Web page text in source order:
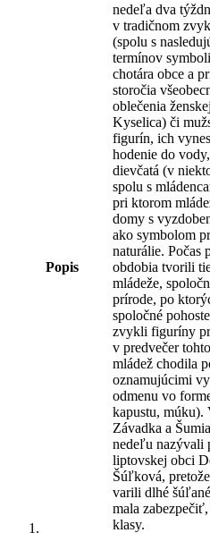
Popis
nedeľa dva
v tradičnom
(spolu s
termínov
chotára obce a
storočia
oblečenia
Kyselica) či
figurín, ich
hodenie do
dievčatá (v
spolu s
pri ktorom
domy s
ako symbolom
naturálie. Počas
obdobia tvorili
mládeže,
prírode, po
spoločné
zvykli figuríny
v predvečer
mládež chodila
oznamujúcimi
odmenu vo
kapustu, múku).
Závadka a
nedeľu nazývali
liptovskej obci
Šúľková,
varili dlhé
mala
klasy.